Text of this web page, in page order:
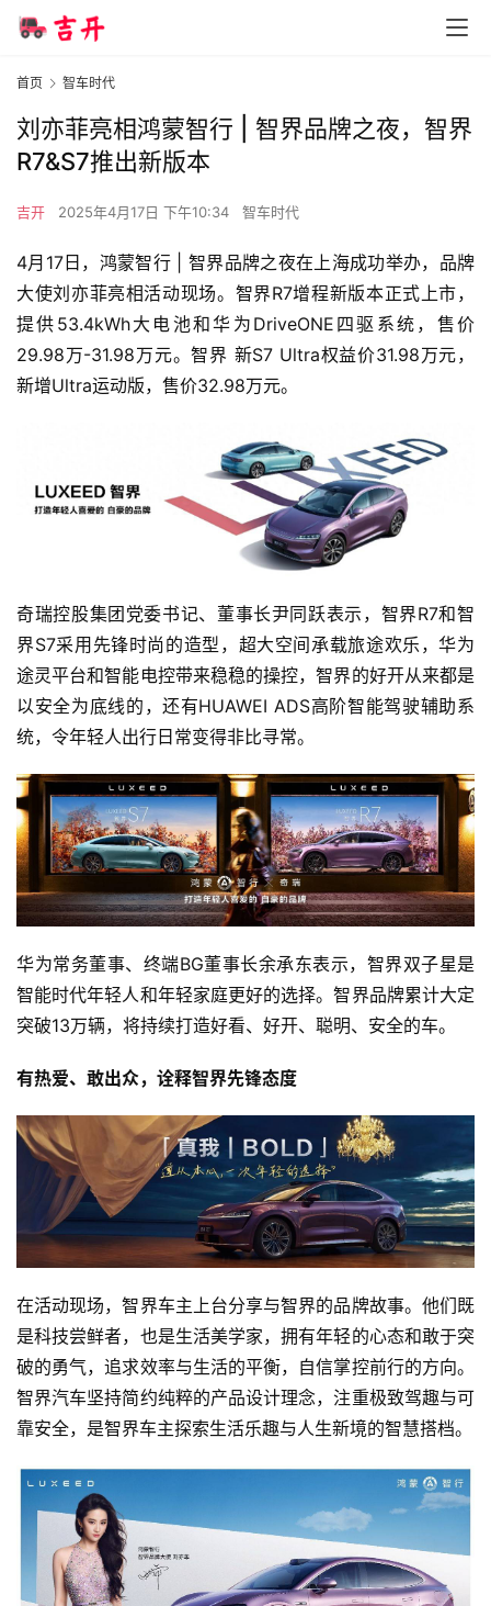
首页 智车时代
刘亦菲亮相鸿蒙智行 | 智界品牌之夜，智界
R7&S7推出新版本
吉开 2025年4月17日 下午10:34 智车时代
4月17日，鸿蒙智行 | 智界品牌之夜在上海成功举办，品牌
大使刘亦菲亮相活动现场。智界R7增程新版本正式上市，
提供53.4kWh大电池和华为DriveONE四驱系统，售价
29.98万-31.98万元。智界 新S7 Ultra权益价31.98万元，
新增Ultra运动版，售价32.98万元。
奇瑞控股集团党委书记、董事长尹同跃表示，智界R7和智
界S7采用先锋时尚的造型，超大空间承载旅途欢乐，华为
途灵平台和智能电控带来稳稳的操控，智界的好开从来都是
以安全为底线的，还有HUAWEI ADS高阶智能驾驶辅助系
统，令年轻人出行日常变得非比寻常。
华为常务董事、终端BG董事长余承东表示，智界双子星是
智能时代年轻人和年轻家庭更好的选择。智界品牌累计大定
突破13万辆，将持续打造好看、好开、聪明、安全的车。
有热爱、敢出众，诠释智界先锋态度
在活动现场，智界车主上台分享与智界的品牌故事。他们既
是科技尝鲜者，也是生活美学家，拥有年轻的心态和敢于突
破的勇气，追求效率与生活的平衡，自信掌控前行的方向。
智界汽车坚持简约纯粹的产品设计理念，注重极致驾趣与可
靠安全，是智界车主探索生活乐趣与人生新境的智慧搭档。